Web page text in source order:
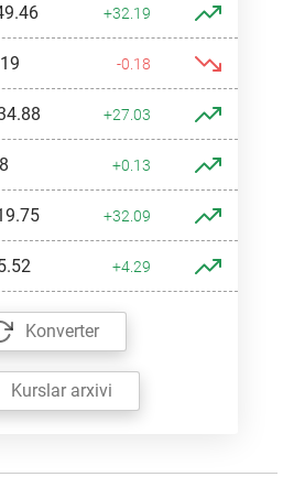
+32.19
-0.18
+27.03
+0.13
+32.09
+4.29
Konverter
Kurslar arxivi